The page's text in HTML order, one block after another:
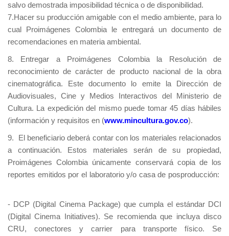
salvo demostrada imposibilidad técnica o de disponibilidad.
7.Hacer su producción amigable con el medio ambiente, para lo
cual Proimágenes Colombia le entregará un documento de
recomendaciones en materia ambiental.
8. Entregar a Proimágenes Colombia la Resolución de
reconocimiento de carácter de producto nacional de la obra
cinematográfica. Este documento lo emite la Dirección de
Audiovisuales, Cine y Medios Interactivos del Ministerio de
Cultura. La expedición del mismo puede tomar 45 días hábiles
(información y requisitos en (www.mincultura.gov.co).
9. El beneficiario deberá contar con los materiales relacionados
a continuación. Estos materiales serán de su propiedad,
Proimágenes Colombia únicamente conservará copia de los
reportes emitidos por el laboratorio y/o casa de posproducción:
- DCP (Digital Cinema Package) que cumpla el estándar DCI
(Digital Cinema Initiatives). Se recomienda que incluya disco
CRU, conectores y carrier para transporte físico. Se